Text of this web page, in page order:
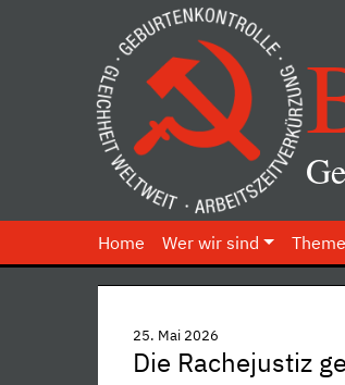
Home Wer wir sind
25. Mai 2026
Die Rachejustiz